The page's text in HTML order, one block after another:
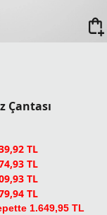
Çantası
TL
TL
TL
TL
1.649,95 TL